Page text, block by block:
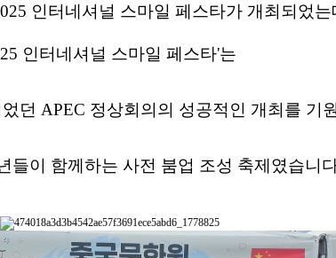
인터네셔널 스마일 페스타가 개최되었는
인터네셔널 스마일 페스타'는
던 APEC 정상회의의 성공적인 개최를 기
들이 함께하는 사전 붐업 조성 축제였습니